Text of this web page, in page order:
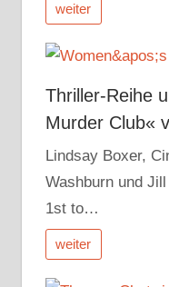
weiter
Thriller-Reihe
Murder Club«
Lindsay Boxer,
Washburn und
1st to…
weiter